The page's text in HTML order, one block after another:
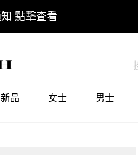
點擊查看
新品 女士 男士